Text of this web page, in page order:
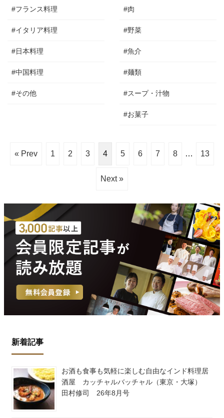
#フランス料理
#イタリア料理
#日本料理
#中国料理
#その他
#肉
#野菜
#魚介
#麺類
#スープ・汁物
#お菓子
« Prev 1 2 3 4 5 6 7 8 … 13
Next »
新着記事
お酒も食事も気軽に楽しむ自由なインド料理居
酒屋 カッチャルバッチャル（東京・大塚）
田村修司 26年8月号